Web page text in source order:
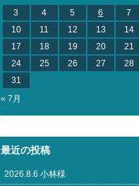
3
4 5 6 7
10
11 12 13 14
17
18 19 20 21
24
25 26 27 28
31
« 7月
最近の投稿
2026.8.6 小林様